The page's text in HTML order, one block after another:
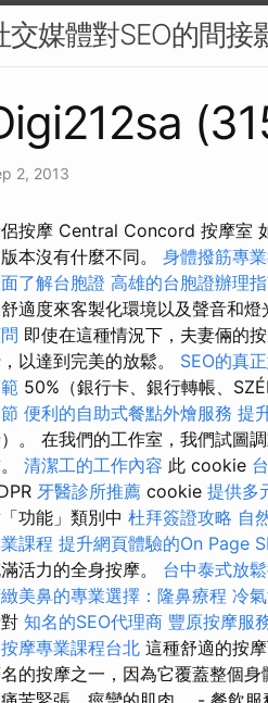
交媒體對SEO的間
2, 2013
按摩 Central Concord 按摩室
本沒有什麼不同。 身體撥筋專
了解台胞證 高雄的台胞證辦理
適度來客製化環境以及聲音和燈
即使在這種情況下，夫妻倆的
以達到完美的放鬆。 SEO的真
50%（銀行卡、銀行轉帳、
便利的自助式餐點外燴服務 提
。 在我們的工作室，我們試圖
清潔工的工作內容 此 cookie
牙醫診所推薦 cookie 提供多
功能」類別中 杜拜簽證攻略 自
課程 提升網頁體驗的On Page
活力的全身按摩。 台中泰式放
美鼻的專業選擇：隆鼻療程 冷
知名的SEO代理商 豐原按摩服
摩專業課程台北 這種舒適的按
的按摩之一，因為它覆蓋整個